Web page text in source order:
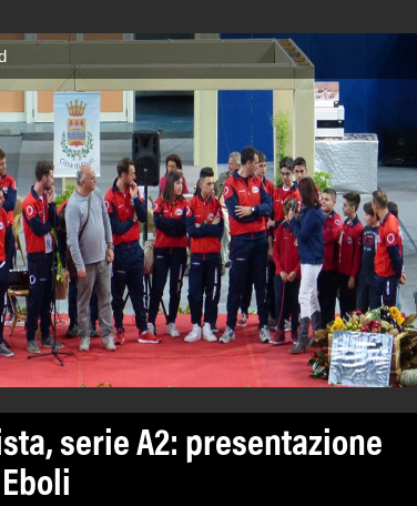
serie A2: presentazione